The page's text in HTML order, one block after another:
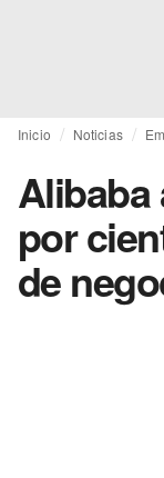
Inicio Noticias
Alibaba
por
de